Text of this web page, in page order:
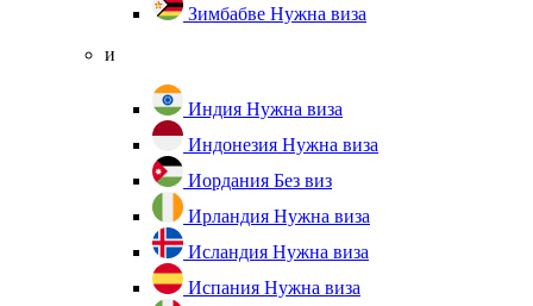
Зимбабве Нужна виза
и
Индия Нужна виза
Индонезия Нужна виза
Иордания Без виз
Ирландия Нужна виза
Исландия Нужна виза
Испания Нужна виза